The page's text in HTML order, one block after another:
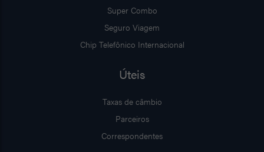
Super Combo
Seguro Viagem
Chip Telefônico Internacional
Úteis
Taxas de câmbio
Parceiros
Correspondentes